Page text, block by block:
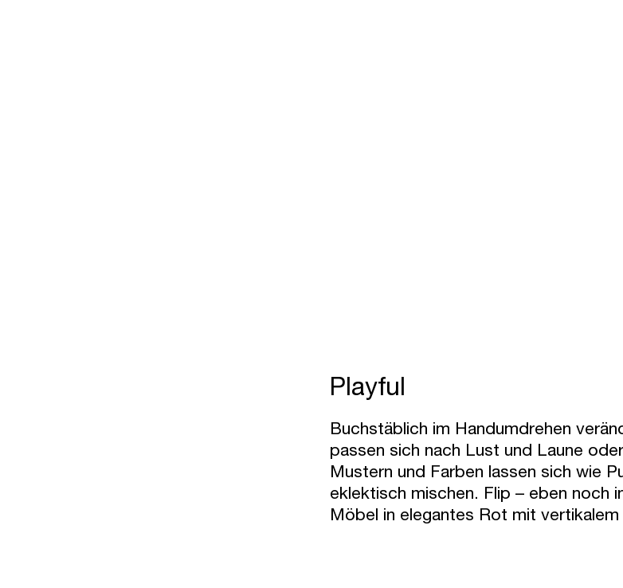
Playful
Buchstäblich im Handumdrehen
passen sich nach Lust und Laune
Mustern und Farben lassen sich wie
eklektisch mischen. Flip – eben noch
Möbel in elegantes Rot mit